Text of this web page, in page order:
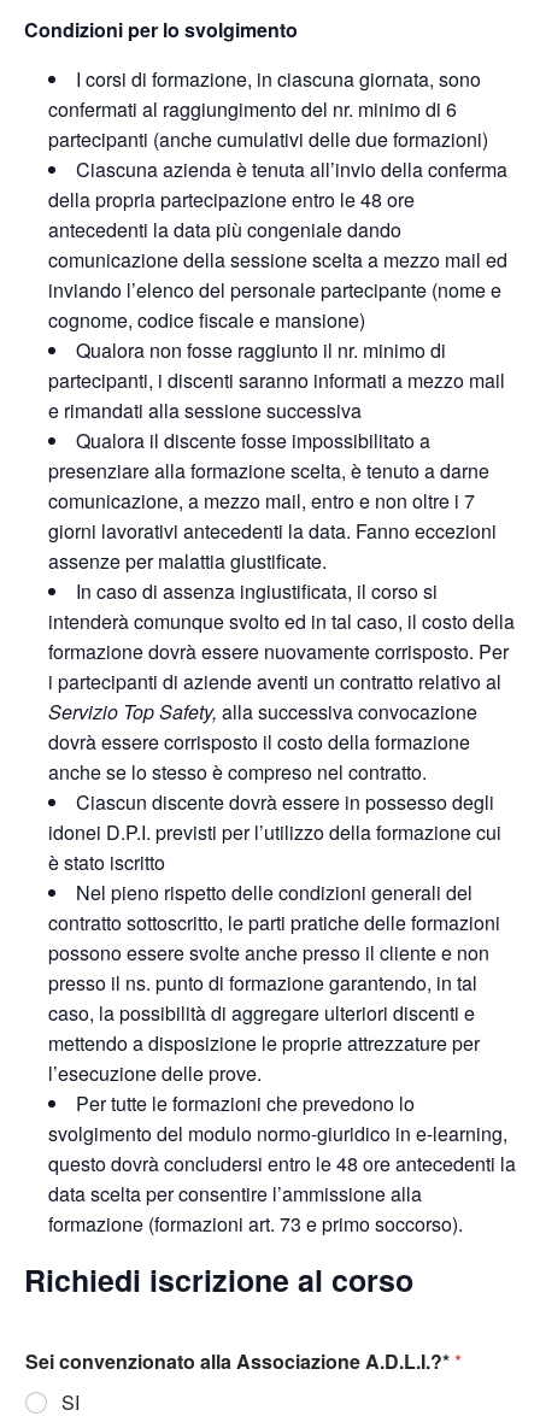
Condizioni per lo svolgimento
I corsi di formazione, in ciascuna giornata, sono
confermati al raggiungimento del nr. minimo di 6
partecipanti (anche cumulativi delle due formazioni)
Ciascuna azienda è tenuta all’invio della conferma
della propria partecipazione entro le 48 ore
antecedenti la data più congeniale dando
comunicazione della sessione scelta a mezzo mail ed
inviando l’elenco del personale partecipante (nome e
cognome, codice fiscale e mansione)
Qualora non fosse raggiunto il nr. minimo di
partecipanti, i discenti saranno informati a mezzo mail
e rimandati alla sessione successiva
Qualora il discente fosse impossibilitato a
presenziare alla formazione scelta, è tenuto a darne
comunicazione, a mezzo mail, entro e non oltre i 7
giorni lavorativi antecedenti la data. Fanno eccezioni
assenze per malattia giustificate.
In caso di assenza ingiustificata, il corso si
intenderà comunque svolto ed in tal caso, il costo della
formazione dovrà essere nuovamente corrisposto. Per
i partecipanti di aziende aventi un contratto relativo al
Servizio Top Safety, alla successiva convocazione
dovrà essere corrisposto il costo della formazione
anche se lo stesso è compreso nel contratto.
Ciascun discente dovrà essere in possesso degli
idonei D.P.I. previsti per l’utilizzo della formazione cui
è stato iscritto
Nel pieno rispetto delle condizioni generali del
contratto sottoscritto, le parti pratiche delle formazioni
possono essere svolte anche presso il cliente e non
presso il ns. punto di formazione garantendo, in tal
caso, la possibilità di aggregare ulteriori discenti e
mettendo a disposizione le proprie attrezzature per
l’esecuzione delle prove.
Per tutte le formazioni che prevedono lo
svolgimento del modulo normo-giuridico in e-learning,
questo dovrà concludersi entro le 48 ore antecedenti la
data scelta per consentire l’ammissione alla
formazione (formazioni art. 73 e primo soccorso).
Richiedi iscrizione al corso
Sei convenzionato alla Associazione A.D.L.I.?**
SI